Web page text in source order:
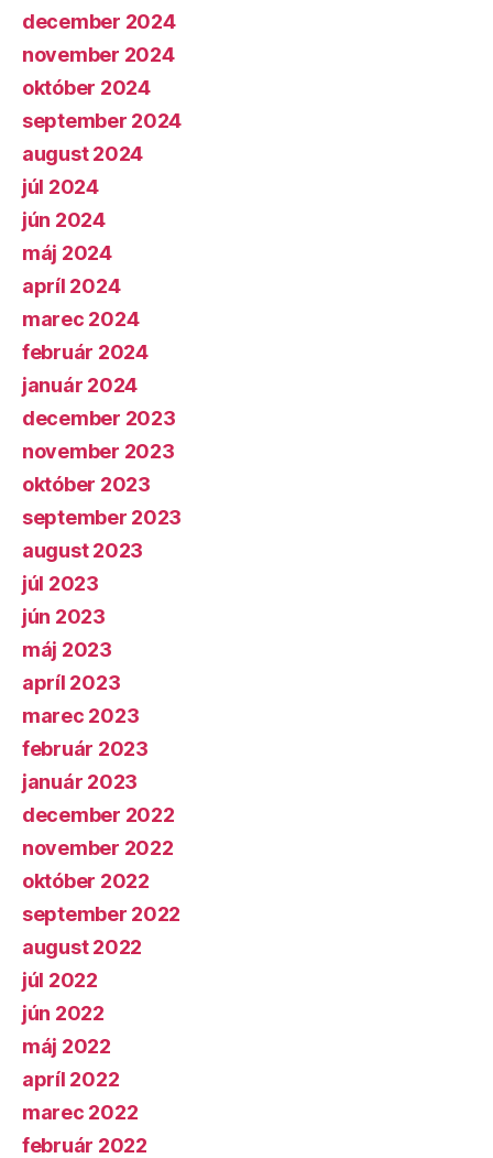
december 2024
november 2024
október 2024
september 2024
august 2024
júl 2024
jún 2024
máj 2024
apríl 2024
marec 2024
február 2024
január 2024
december 2023
november 2023
október 2023
september 2023
august 2023
júl 2023
jún 2023
máj 2023
apríl 2023
marec 2023
február 2023
január 2023
december 2022
november 2022
október 2022
september 2022
august 2022
júl 2022
jún 2022
máj 2022
apríl 2022
marec 2022
február 2022